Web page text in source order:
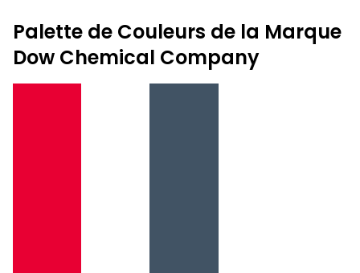
Palette de Couleurs de la Marque
Dow Chemical Company